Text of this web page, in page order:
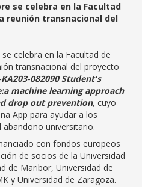
se celebra en la Facultad
reunión transnacional del
celebra en la Facultad de
transnacional del proyecto
082090 Student's
machine learning approach
drop out prevention, cuyo
App para ayudar a los
universitario.
con fondos europeos
de socios de la Universidad
de Maribor, Universidad de
y Universidad de Zaragoza.